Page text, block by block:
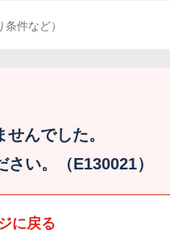
件など）
んでした。
い。（E130021）
に戻る